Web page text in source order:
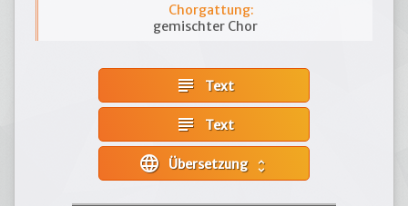
Chorgattung:
gemischter Chor
subject Text
subject Text
language unfold_more